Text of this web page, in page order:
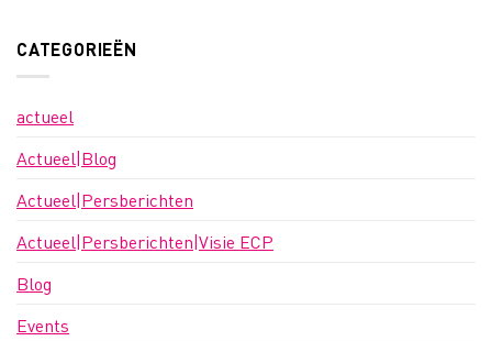
CATEGORIEËN
actueel
Actueel|Blog
Actueel|Persberichten
Actueel|Persberichten|Visie ECP
Blog
Events